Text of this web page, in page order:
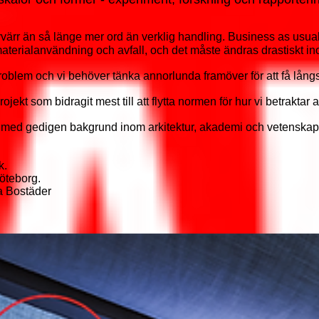
än så länge mer ord än verklig handling. Business as
och avfall, och det måste ändras drastiskt
och vi behöver tänka annorlunda framöver för att få
som bidragit mest till att flytta normen för hur vi
gedigen bakgrund inom arkitektur, akademi och
Bostäder